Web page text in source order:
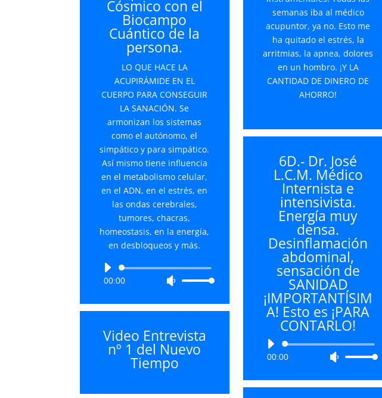
Cósmico con el
Biocampo
Cuántico de la
persona.
LO QUE HACE LA
ACUPIRÁMIDE EN EL
CUERPO PARA CONSEGUIR
LA SANACIÓN. Se
armonizan los sistemas
como el autónomo, el
simpático y para simpático.
Así mismo tiene influencia
en el metabolismo celular,
en el ADN, en el estrés, en
las ondas cerebrales,
tumores, chacras,
homeostasis, en la energía,
en desbloqueos y más.
Reproductor
00:00
Utiliza
flecha
arriba/abajo
para
Video Entrevista
nº 1 del Nuevo
Tiempo
semanas iba al médico
acupuntor, ya no. Esto me
ha quitado el estrés, la
arritmias, la apnea, dolores
en un hombro. ¡Y LA
CANTIDAD DE DINERO DE
AHORRO!
6D.- Dr. José
L.C.M. Médico
Internista e
intensivista.
Energía muy
densa.
Desinflamación
abdominal,
sensación de
SANIDAD
¡IMPORTANTÍSIM
A! Esto es ¡PARA
CONTARLO!
Reproductor
00:00
Utiliza